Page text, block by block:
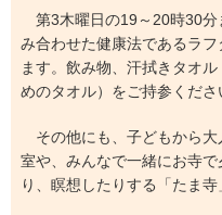
第3木曜日の19～20時30分
み合わせた健康法であるラ
ます。飲み物、汗拭きタオ
めのタオル）をご持参くださ
その他にも、子どもから大
室や、みんなで一緒にお寺
り、瞑想したりする「たま寺